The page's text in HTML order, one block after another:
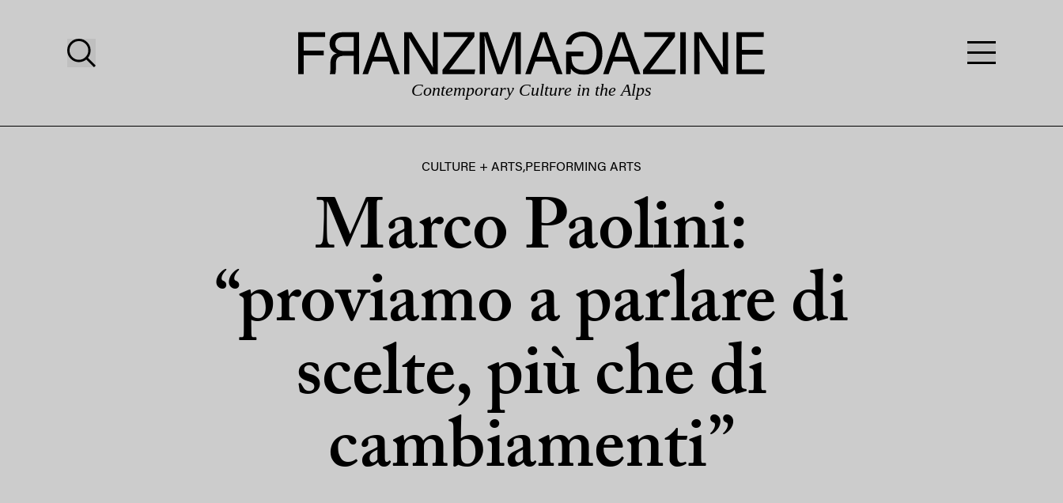
Contemporary Culture in the Alps
CULTURE + ARTS,PERFORMING ARTS
Marco Paolini:
“proviamo a parlare di
scelte, più che di
cambiamenti”